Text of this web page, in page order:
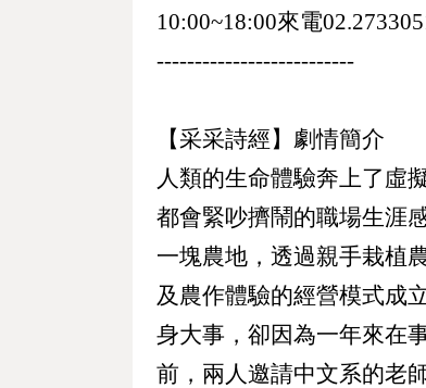
10:00~18:00來電
--------------------------
【采采詩經】劇情簡介
人類的生命體驗奔上了虛
都會緊吵擠鬧的職場生涯
一塊農地，透過親手栽植
及農作體驗的經營模式成
身大事，卻因為一年來在
前，兩人邀請中文系的老